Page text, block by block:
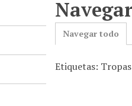
Navegar todo
Etiquetas: